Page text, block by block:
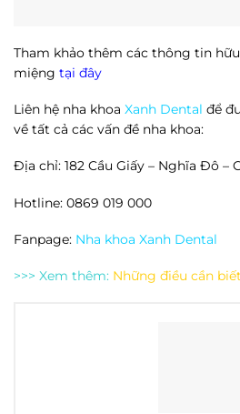
Tham khảo thêm các thông tin
miệng tại đây
Liên hệ nha khoa Xanh Dental để
về tất cả các vấn đề nha khoa:
Địa chỉ: 182 Cầu Giấy – Nghĩa Đô –
Hotline: 0869 019 000
Fanpage: Nha khoa Xanh Dental
>>> Xem thêm: Những điều cần